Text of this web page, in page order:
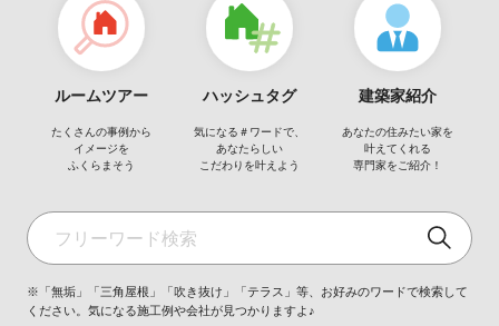
ルームツアー
たくさんの事例から
イメージを
ふくらまそう
ハッシュタグ
気になる＃ワードで、
あなたらしい
こだわりを叶えよう
建築家紹介
あなたの住みたい家を
叶えてくれる
専門家をご紹介！
※「無垢」「三角屋根」「吹き抜け」「テラス」等、お好みのワードで検索して
ください。気になる施工例や会社が見つかりますよ♪